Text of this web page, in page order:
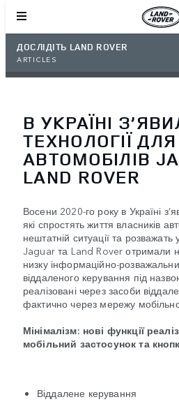
ДОСЛІДІТЬ LAND ROVER
ARTICLES
В УКРАЇНІ
ТЕХНОЛОГІЇ ДЛЯ
АВТОМОБІЛІВ
LAND ROVER
Восени 2020-го року в Україні
які спростять життя власників
нештатній ситуації та розважать
Jaguar та Land Rover отримали
низку інформаційно-
віддаленого керування під
реалізовані через засоби
фактично через мережу
Мінімалізм: нові функції
мобільний застосунок та
Віддалене керування